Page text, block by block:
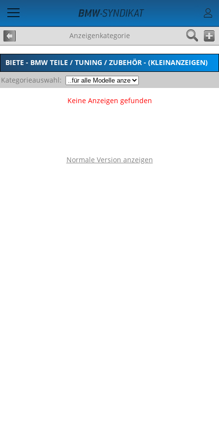
Anzeigenkategorie
BIETE - BMW TEILE / TUNING / ZUBEHÖR - (KLEINANZEIGEN)
Kategorieauswahl:
Keine Anzeigen gefunden
Normale Version anzeigen